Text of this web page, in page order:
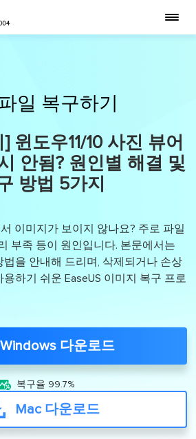
일 복구하기
윈도우11/10 사진 뷰어
안됨? 원인별 해결 및
방법 5가지
이미지가 보이지 않나요? 주로 파일
부족 등이 원인입니다. 본문에서는
법을 안내해 드리며, 삭제되거나 손상
하기 쉬운 EaseUS 이미지 복구 프로
Windows 다운로드
복구율 99.7%
Mac 다운로드